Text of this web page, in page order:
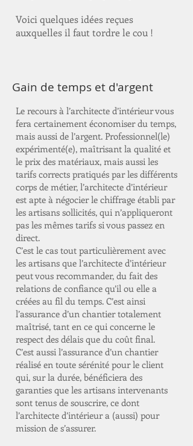
Voici quelques idées reçues
auxquelles il faut tordre le cou !
Gain de temps et d'argent
Le recours à l’architecte d’intérieur vous
fera certainement économiser du temps,
mais aussi de l’argent. Professionnel(le)
expérimenté(e), maîtrisant la qualité et
le prix des matériaux, mais aussi les
tarifs corrects pratiqués par les différents
corps de métier, l’architecte d’intérieur
est apte à négocier le chiffrage établi par
les artisans sollicités, qui n’appliqueront
pas les mêmes tarifs si vous passez en
direct.
C’est le cas tout particulièrement avec
les artisans que l’architecte d’intérieur
peut vous recommander, du fait des
relations de confiance qu’il ou elle a
créées au fil du temps. C’est ainsi
l’assurance d’un chantier totalement
maîtrisé, tant en ce qui concerne le
respect des délais que du coût final.
C’est aussi l’assurance d’un chantier
réalisé en toute sérénité pour le client
qui, sur la durée, bénéficiera des
garanties que les artisans intervenants
sont tenus de souscrire, ce dont
l’architecte d’intérieur a (aussi) pour
mission de s’assurer.